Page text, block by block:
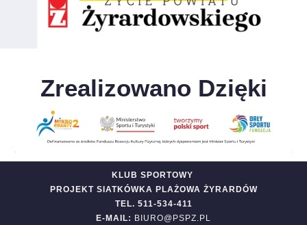
Zrealizowano Dzięki
KLUB SPORTOWY
PROJEKT SIATKÓWKA PLAŻOWA ŻYRARDÓW
TEL. 511-534-411
E-MAIL: BIURO@PSPZ.PL